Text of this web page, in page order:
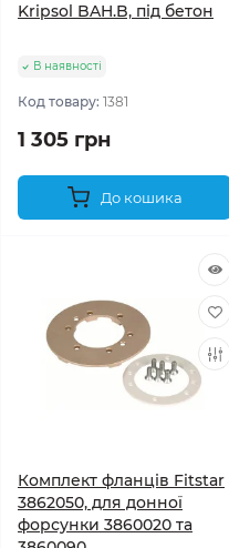
Kripsol BAH.B, під бетон
В наявності
Код товару: 1381
1 305 грн
До кошика
Комплект фланців Fitstar
3862050, для донної
форсунки 3860020 та